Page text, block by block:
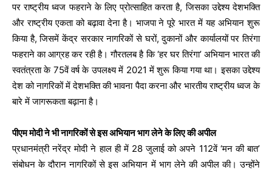
पर राष्ट्रीय ध्वज फहराने के लिए प्रोत्साहित करता है, जिसका उद्देश्य देशभक्ति
और राष्ट्रीय एकता को बढ़ावा देना है। भाजपा ने पूरे भारत में यह अभियान शुरू
किया है, जिसमें केंद्र सरकार नागरिकों से घरों, दुकानों और कार्यालयों पर तिरंगा
फहराने का आग्रह कर रही है। गौरतलब है कि ‘हर घर तिरंगा’ अभियान भारत की
स्वतंत्रता के 75वें वर्ष के उपलक्ष्य में 2021 में शुरू किया गया था। इसका उद्देश्य
देश को नागरिकों में देशभक्ति की भावना पैदा करना और भारतीय राष्ट्रीय ध्वज के
बारे में जागरूकता बढ़ाना है।
पीएम मोदी ने भी नागरिकों से इस अभियान भाग लेने के लिए की अपील
प्रधानमंत्री नरेंद्र मोदी ने हाल ही में 28 जुलाई को अपने 112वें ‘मन की बात’
संबोधन के दौरान नागरिकों से इस अभियान में भाग लेने की अपील की। ​​उन्होंने